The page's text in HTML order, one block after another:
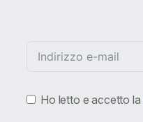
Ho letto e accetto la